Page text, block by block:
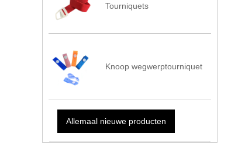
Tourniquets
Knoop wegwerptourniquet
Allemaal nieuwe producten